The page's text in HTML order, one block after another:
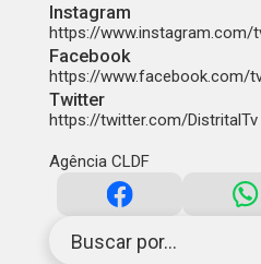
Buscar por...
Instagram
https://www.instagram.com/
Facebook
https://www.facebook.com/
Twitter
https://twitter.com/DistritalTv
Agência CLDF